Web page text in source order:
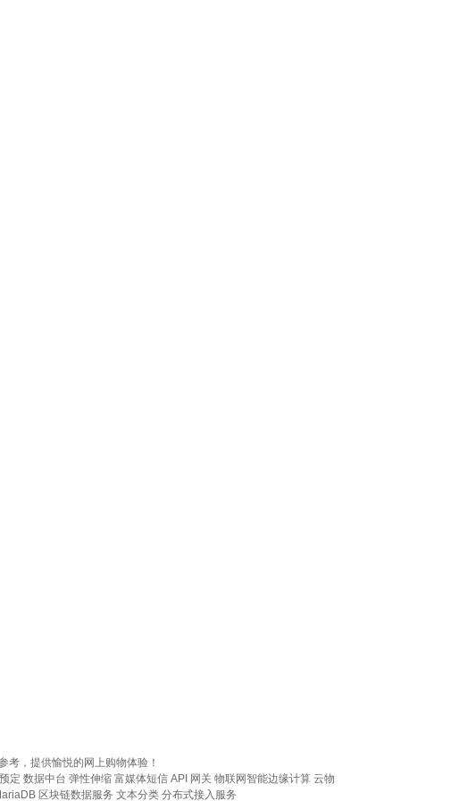
，提供愉悦的网上购物体验！
预定 数据中台 弹性伸缩 富媒体短信 API 网关 物联网智能边缘计算 云物
区块链数据服务 文本分类 分布式接入服务